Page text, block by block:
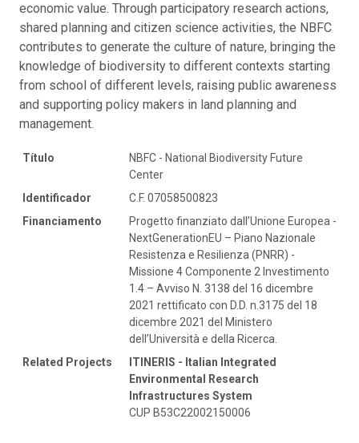
economic value. Through participatory research actions,
shared planning and citizen science activities, the NBFC
contributes to generate the culture of nature, bringing the
knowledge of biodiversity to different contexts starting
from school of different levels, raising public awareness
and supporting policy makers in land planning and
management.
Título
NBFC - National Biodiversity Future
Center
Identificador
C.F. 07058500823
Financiamento
Progetto finanziato dall’Unione Europea -
NextGenerationEU – Piano Nazionale
Resistenza e Resilienza (PNRR) -
Missione 4 Componente 2 Investimento
1.4 – Avviso N. 3138 del 16 dicembre
2021 rettificato con D.D. n.3175 del 18
dicembre 2021 del Ministero
dell’Università e della Ricerca.
Related Projects
ITINERIS - Italian Integrated
Environmental Research
Infrastructures System
CUP B53C22002150006